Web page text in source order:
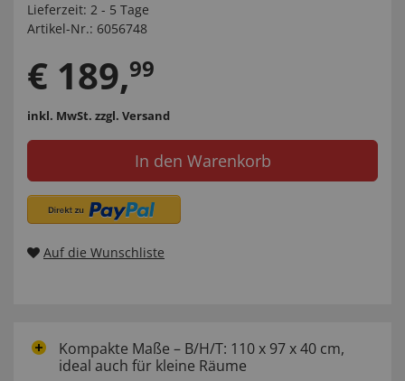
Lieferzeit: 2 - 5 Tage
Artikel-Nr.: 6056748
€ 189,99
inkl. MwSt. zzgl. Versand
In den Warenkorb
Auf die Wunschliste
Kompakte Maße – B/H/T: 110 x 97 x 40 cm,
ideal auch für kleine Räume